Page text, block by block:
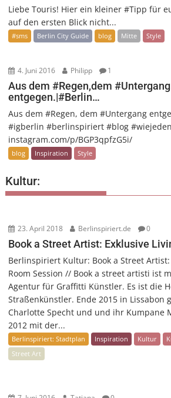
Liebe Touris! Hier ein kleiner #Tipp für
auf den ersten Blick nicht...
#sms Berlin City Guide blog Mitte Style
4. Juni 2016 Philipp 1
Aus dem #Regen,dem #Untergang
entgegen.|#Berlin…
Aus dem #Regen, dem #Untergang
#igberlin #berlinspiriert #blog
instagram.com/p/BGP3qpfzG5i/
blog Inspiration Style
Kultur:
23. April 2018 Berlinspiriert.de 0
Book a Street Artist: Exklusive
Berlinspiriert Kultur: Book a Street Artist:
Room Session // Book a street artisti ist
Agentur für Graffitti Künstler. Es ist die
Straßenkünstler. Ende 2015 in Lissabon
Charlotte Specht und und ihr Kumpane
2012 mit der...
Berlinspiriert: Stadtplan Inspiration Kultur
Street Art